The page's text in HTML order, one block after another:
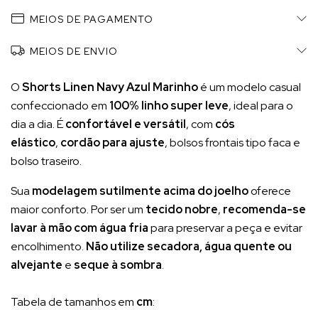
MEIOS DE PAGAMENTO
MEIOS DE ENVIO
OShorts Linen Navy Azul Marinhoé um modelo casual
confeccionado em 100% linho super leve, ideal para o
dia a dia. Éconfortável e versátil, com cós
elástico, cordão para ajuste, bolsos frontais tipo faca e
bolso traseiro.
Sua modelagem sutilmente acima do joelhooferece
maior conforto. Por ser um tecido nobre, recomenda-se
lavar à mão com água friapara preservar a peça e evitar
encolhimento. Não utilize secadora, água quente ou
alvejante e seque à sombra.
Tabela de tamanhos em cm: